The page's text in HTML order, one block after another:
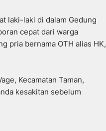
laki-laki di dalam Gedung
cepat dari warga
pria bernama OTH alias HK,
Kecamatan Taman,
kesakitan sebelum